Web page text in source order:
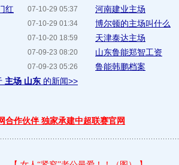
07-10-29 05:37
红
07-10-29 01:34
07-10-20 18:59
07-09-23 08:20
07-09-23 05:26
主场 山东 的新闻>>
河南建业主场
博尔顿的主场叫什么
天津泰达主场
山东鲁能郑智工资
鲁能韩鹏档案
合作伙伴 独家承建中超联赛官网